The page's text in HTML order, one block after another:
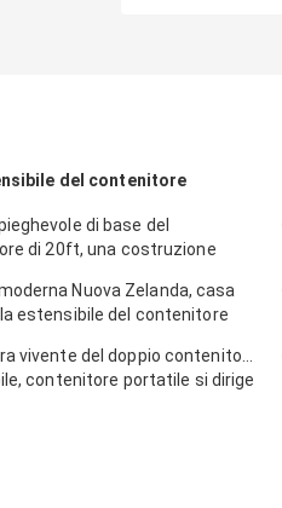
del contenitore
di base del
di 20ft, una costruzione
Nuova Zelanda, casa
estensibile del contenitore
vivente del doppio contenitore
contenitore portatile si dirige